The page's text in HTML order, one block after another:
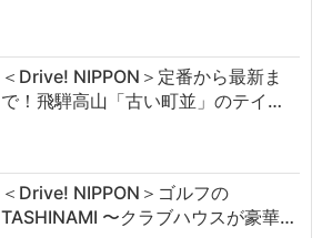
＜Drive! NIPPON＞定番から最新ま
で！飛騨高山「古い町並」のテイ…
＜Drive! NIPPON＞ゴルフの
TASHINAMI 〜クラブハウスが豪華…